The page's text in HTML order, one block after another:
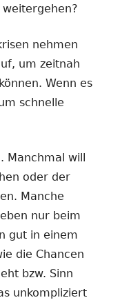
nehmen
um zeitnah
Wenn es
schnelle
Manchmal will
oder der
Manche
nur beim
gut in einem
die Chancen
bzw. Sinn
unkompliziert